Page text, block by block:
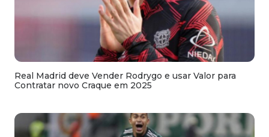
Real Madrid deve Vender Rodrygo e usar Valor para
Contratar novo Craque em 2025